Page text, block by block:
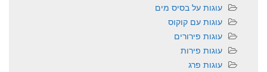
עוגות על בסיס מים
עוגות עם קוקוס
עוגות פירורים
עוגות פירות
עוגות פרג